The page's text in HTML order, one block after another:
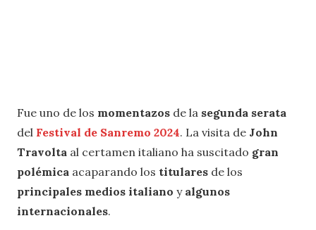
Fue uno de los momentazos de la segunda serata
del Festival de Sanremo 2024. La visita de John
Travolta al certamen italiano ha suscitado gran
polémica acaparando los titulares de los
principales medios italiano y algunos
internacionales.